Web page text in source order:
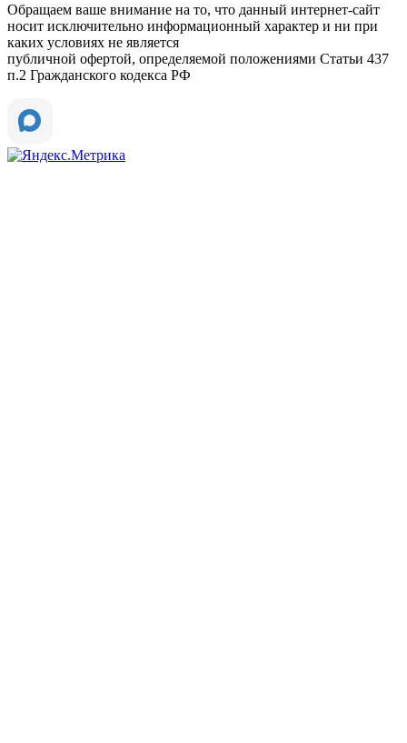
Обращаем ваше внимание на то, что данный интернет-сайт
носит исключительно информационный характер и ни при
каких условиях не является
публичной офертой, определяемой положениями Статьи 437
п.2 Гражданского кодекса РФ